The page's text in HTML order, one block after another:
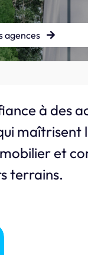
agences
à des
maîtrisent
et
terrains.